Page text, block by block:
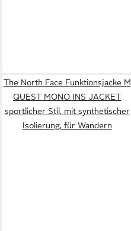
The North Face Funktionsjacke M
QUEST MONO INS JACKET
sportlicher Stil, mit synthetischer
Isolierung, für Wandern